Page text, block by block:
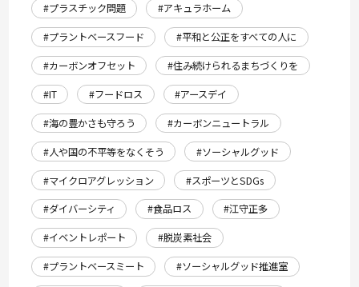
#プラスチック問題
#アキュラホーム
#プラントベースフード
#平和と公正をすべての人に
#カーボンオフセット
#住み続けられるまちづくりを
#IT
#フードロス
#アースデイ
#海の豊かさも守ろう
#カーボンニュートラル
#人や国の不平等をなくそう
#ソーシャルグッド
#マイクロアグレッション
#スポーツとSDGs
#ダイバーシティ
#食品ロス
#江守正多
#イベントレポート
#脱炭素社会
#プラントベースミート
#ソーシャルグッド推進室